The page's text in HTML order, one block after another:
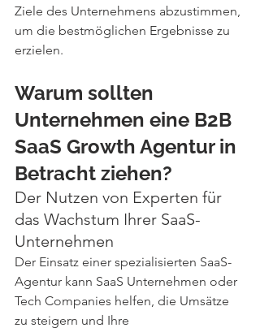
Ziele des Unternehmens abzustimmen,
um die bestmöglichen Ergebnisse zu
erzielen.
Warum sollten
Unternehmen eine B2B
SaaS Growth Agentur in
Betracht ziehen?
Der Nutzen von Experten für
das Wachstum Ihrer SaaS-
Unternehmen
Der Einsatz einer spezialisierten SaaS-
Agentur kann SaaS Unternehmen oder
Tech Companies helfen, die Umsätze
zu steigern und Ihre